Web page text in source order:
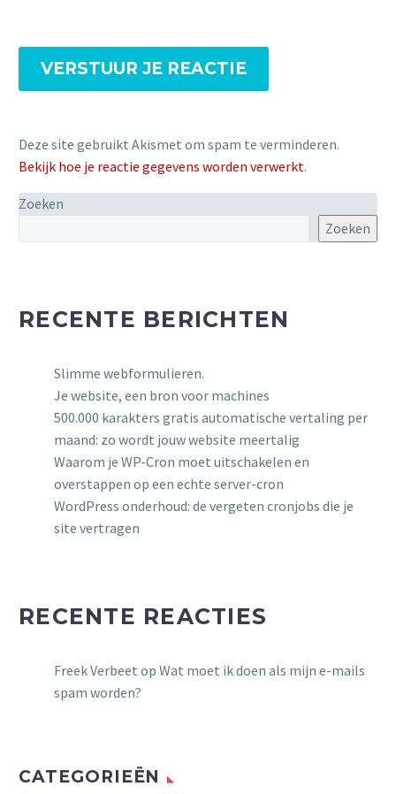
VERSTUUR JE REACTIE
Deze site gebruikt Akismet om spam te verminderen.
Bekijk hoe je reactie gegevens worden verwerkt.
Zoeken
Zoeken
RECENTE BERICHTEN
Slimme webformulieren.
Je website, een bron voor machines
500.000 karakters gratis automatische vertaling per
maand: zo wordt jouw website meertalig
Waarom je WP-Cron moet uitschakelen en
overstappen op een echte server-cron
WordPress onderhoud: de vergeten cronjobs die je
site vertragen
RECENTE REACTIES
Freek Verbeet op Wat moet ik doen als mijn e-mails
spam worden?
CATEGORIEËN